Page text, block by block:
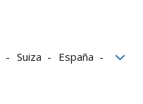
Suiza
España